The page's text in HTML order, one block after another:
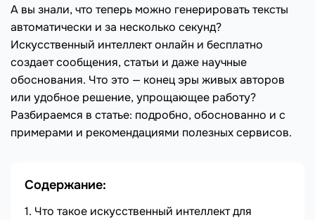
А вы знали, что теперь можно генерировать тексты
автоматически и за несколько секунд?
Искусственный интеллект онлайн и бесплатно
создает сообщения, статьи и даже научные
обоснования. Что это — конец эры живых авторов
или удобное решение, упрощающее работу?
Разбираемся в статье: подробно, обоснованно и с
примерами и рекомендациями полезных сервисов.
Содержание:
Что такое искусственный интеллект для